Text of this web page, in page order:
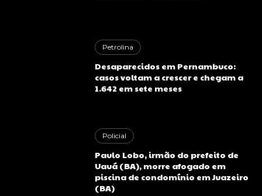
Petrolina
Desaparecidos em Pernambuco:
casos voltam a crescer e chegam a
1.642 em sete meses
Policial
Paulo Lobo, irmão do prefeito de
Uauá (BA), morre afogado em
piscina de condomínio em Juazeiro
(BA)